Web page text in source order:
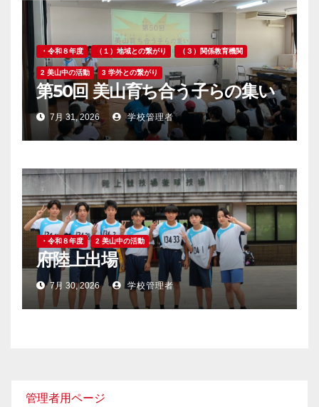
・令和８年度 （１）地域との繋がり （３）関係教育機関
2 美山中の活動 3 学外との繋がり
第50回 美山育ち合う子らの集い
7月 31, 2026 学校管理者
・令和８年度 2 美山中の活動
府陸上出場
7月 30, 2026 学校管理者
管理者用ページ